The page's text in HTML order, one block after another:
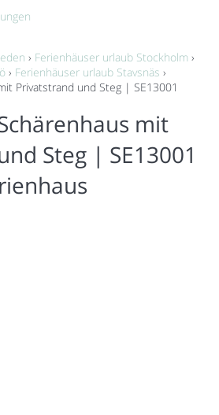
› Ferienhäuser urlaub Stockholm ›
› Ferienhäuser urlaub Stavsnäs ›
Privatstrand und Steg | SE13001
mit
Steg | SE13001